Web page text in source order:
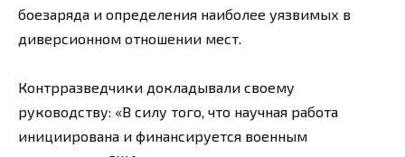
боезаряда и определения наиболее уязвимых в
диверсионном отношении мест.
Контрразведчики докладывали своему
руководству: «В силу того, что научная работа
инициирована и финансируется военным